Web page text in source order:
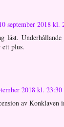
september 2018 kl.
läst.
plus.
2018 kl. 23:30
av Konklaven